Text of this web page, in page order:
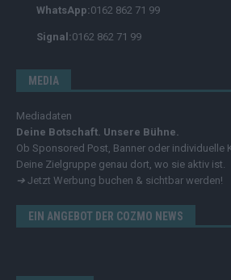
WhatsApp:0162 862 71 99
Signal:0162 862 71 99
MEDIA
Mediadaten
Deine Botschaft. Unsere Bühne.
Ob Sponsored Post, Banner oder individuelle
Deine Zielgruppe genau dort, wo sie aktiv ist.
➔ Jetzt Werbung buchen & sichtbar werden!
EIN ANGEBOT DER COZMO NEWS